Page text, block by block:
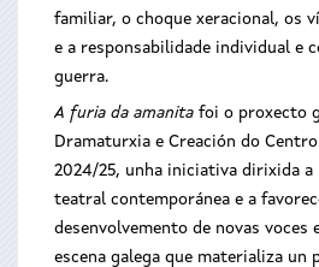
familiar, o choque xeracional, os
e a responsabilidade individual e
guerra.
A furia da amanita foi o proxecto
Dramaturxia e Creación do
2024/25, unha iniciativa dirixida
teatral contemporánea e a
desenvolvemento de novas voces
escena galega que materializa un